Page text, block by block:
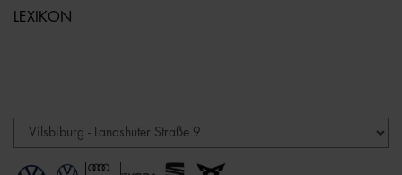
LEXIKON